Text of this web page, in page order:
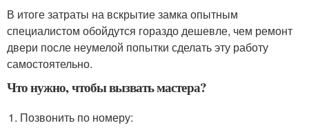
В итоге затраты на вскрытие замка опытным
специалистом обойдутся гораздо дешевле, чем ремонт
двери после неумелой попытки сделать эту работу
самостоятельно.
Что нужно, чтобы вызвать мастера?
Позвонить по номеру: